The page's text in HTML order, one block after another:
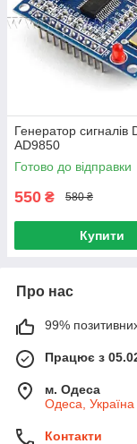
Генератор сигналів
AD9850
Готово до відправки
550 ₴ 580 ₴
Купити
Про нас
99% позитивних
Працює з
м. Одеса
Одеса, Україна
Контакти